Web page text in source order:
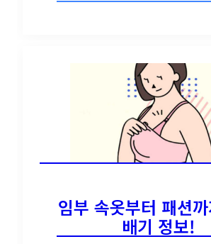
임부 속옷부터 패션
짜배기 정보!
독을 신청했는데 메일이 안와요 😭
팁스가 뭔가요? 🙄
하루 동안 보지 않을래요.